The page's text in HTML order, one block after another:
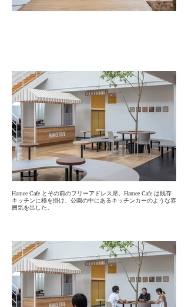
Hamee Cafe とその前のフリーアドレス席。Hamee Cafe は既存
キッチンに櫓を掛け、公園の中にあるキッチンカーのような雰
囲気を出した。